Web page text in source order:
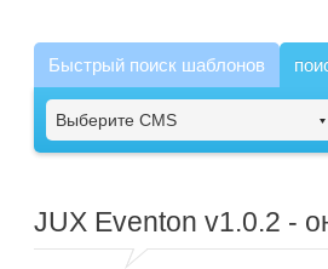
Быстрый поиск шаблонов
Выберите CMS
JUX Eventon v1.0.2 -